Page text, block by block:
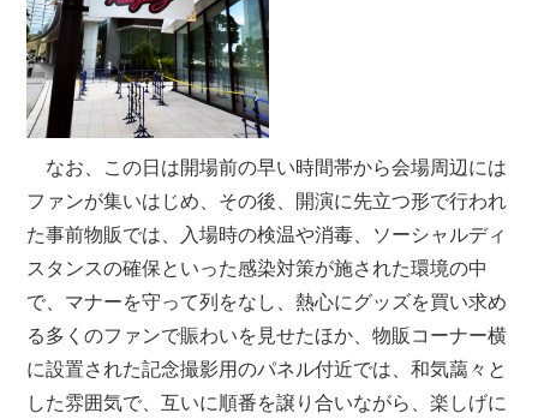
なお、この日は開場前の早い時間帯から会場周辺には
ファンが集いはじめ、その後、開演に先立つ形で行われ
た事前物販では、入場時の検温や消毒、ソーシャルディ
スタンスの確保といった感染対策が施された環境の中
で、マナーを守って列をなし、熱心にグッズを買い求め
る多くのファンで賑わいを見せたほか、物販コーナー横
に設置された記念撮影用のパネル付近では、和気藹々と
した雰囲気で、互いに順番を譲り合いながら、楽しげに